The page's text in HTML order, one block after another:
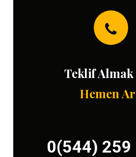
Teklif
Hemen
0(544) 259